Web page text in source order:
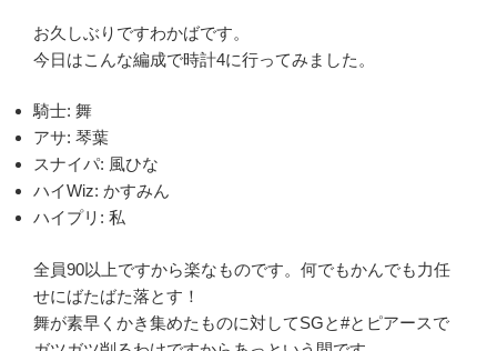
お久しぶりですわかばです。
今日はこんな編成で時計4に行ってみました。
騎士: 舞
アサ: 琴葉
スナイパ: 風ひな
ハイWiz: かすみん
ハイプリ: 私
全員90以上ですから楽なものです。何でもかんでも力任
せにばたばた落とす！
舞が素早くかき集めたものに対してSGと#とピアースで